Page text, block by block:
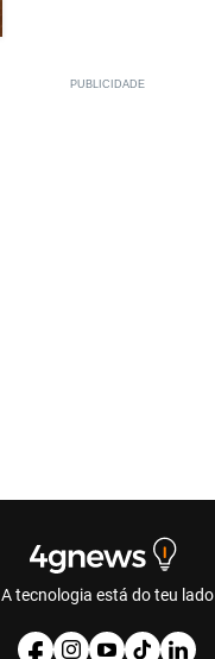
A tecnologia está do teu lado